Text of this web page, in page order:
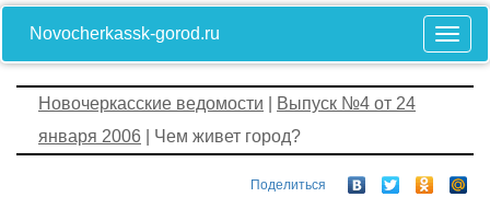
Novocherkassk-gorod.ru
Новочеркасские ведомости
Выпуск №4 от 24
января 2006 | Чем живет город?
Поделиться